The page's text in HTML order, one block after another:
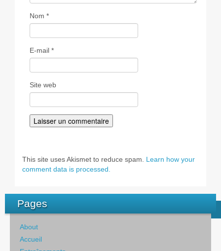
Nom *
E-mail *
Site web
This site uses Akismet to reduce spam. Learn how your
comment data is processed.
Pages
About
Accueil